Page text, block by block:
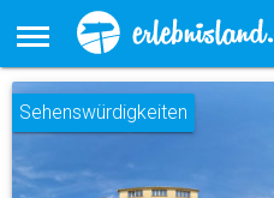
Sehenswürdigkeiten